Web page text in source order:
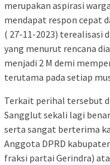
merupakan aspirasi
mendapat respon cepat
( 27-11-2023) terealisasi
yang menurut rencana
menjadi 2 M demi
terutama pada setiap
Terkait perihal tersebut
Sangglut sekali lagi
serta sangat berterima
Anggota DPRD
fraksi partai Gerindra)